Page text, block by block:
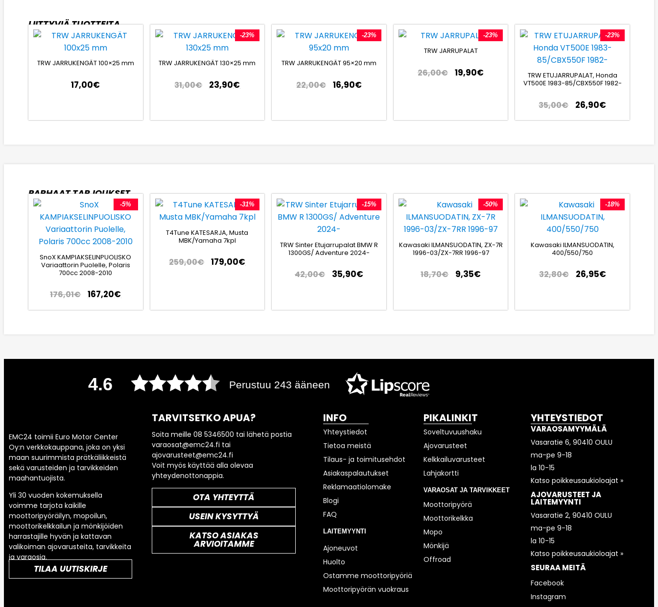
LIITTYVIÄ TUOTTEITA
TRW JARRUKENGÄT 100×25 mm
17,00€
-23%
TRW JARRUKENGÄT 130×25 mm
31,00€ 23,90€
-23%
TRW JARRUKENGÄT 95×20 mm
22,00€ 16,90€
-23%
TRW JARRUPALAT
26,00€ 19,90€
-23%
TRW ETUJARRUPALAT, Honda
VT500E 1983-85/CBX550F 1982-
35,00€ 26,90€
PARHAAT TARJOUKSET
-5%
SnoX KAMPIAKSELINPUOLISKO
Variaattorin Puolelle, Polaris
700cc 2008-2010
176,01€ 167,20€
-31%
T4Tune KATESARJA, Musta
MBK/Yamaha 7kpl
259,00€ 179,00€
-15%
TRW Sinter Etujarrupalat BMW R
1300GS/ Adventure 2024-
42,00€ 35,90€
-50%
Kawasaki ILMANSUODATIN, ZX-7R
1996-03/ZX-7RR 1996-97
18,70€ 9,35€
-18%
Kawasaki ILMANSUODATIN,
400/550/750
32,80€ 26,95€
4.6 Perustuu 243 ääneen
EMC24 toimii Euro Motor Center
Oy:n verkkokauppana, joka on yksi
maan suurimmista prätkäliikkeistä
sekä varusteiden ja tarvikkeiden
maahantuojista.
Yli 30 vuoden kokemuksella
voimme tarjota kaikille
moottoripyöräilyn, mopoilun,
moottorikelkkailun ja mönkijöiden
harrastajille hyvän ja kattavan
valikoiman ajovarusteita, tarvikkeita
ja varaosia.
TILAA UUTISKIRJE
TARVITSETKO APUA?
Soita meille 08 5346500 tai lähetä postia
varaosat@emc24.fi tai
ajovarusteet@emc24.fi
Voit myös käyttää alla olevaa
yhteydenottonappia.
OTA YHTEYTTÄ
USEIN KYSYTTYÄ
KATSO ASIAKAS
ARVIOITAMME
INFO
Yhteystiedot
Tietoa meistä
Tilaus- ja toimitusehdot
Asiakaspalautukset
Reklamaatiolomake
Blogi
FAQ
LAITEMYYNTI
Ajoneuvot
Huolto
Ostamme moottoripyöriä
Moottoripyörän vuokraus
PIKALINKIT
Soveltuvuushaku
Ajovarusteet
Kelkkailuvarusteet
Lahjakortti
VARAOSAT JA TARVIKKEET
Moottoripyörä
Moottorikelkka
Mopo
Mönkijä
Offroad
YHTEYSTIEDOT
VARAOSAMYYMÄLÄ
Vasaratie 6, 90410 OULU
ma-pe 9-18
la 10-15
Katso poikkeusaukioloajat »
AJOVARUSTEET JA
LAITEMYYNTI
Vasaratie 2, 90410 OULU
ma-pe 9-18
la 10-15
Katso poikkeusaukioloajat »
SEURAA MEITÄ
Facebook
Instagram